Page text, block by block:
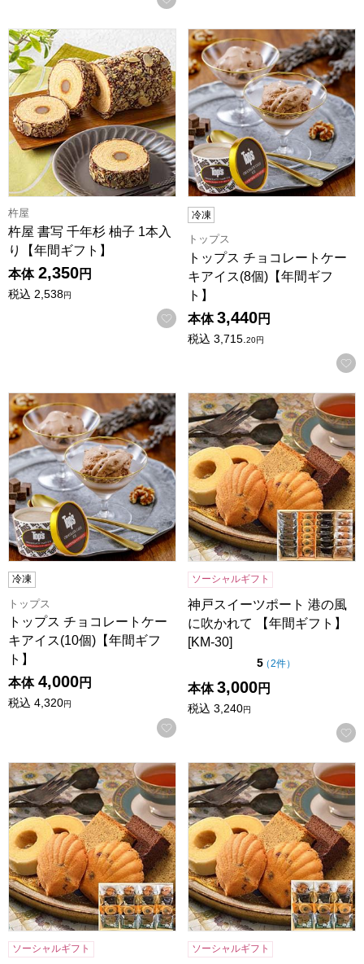
杵屋 書写 千年杉 柚子 1本入り【年間ギフト】
杵屋
杵屋 書写 千年杉 柚子 1本入
り【年間ギフト】
本体 2,350円
税込 2,538円
お気に入りに登録する
トップス チョコレートケー
冷凍
トップス
トップス チョコレートケー
キアイス(8個)【年間ギフ
ト】
本体 3,440円
税込 3,715. 20円
トップス チョコレートケーキアイス(10個)【年間ギフト】
冷凍
トップス
トップス チョコレートケー
キアイス(10個)【年間ギフ
ト】
本体 4,000円
税込 4,320円
お気に入りに登録する
神戸スイーツポート 港の風
ソーシャルギフト
神戸スイーツポート 港の風
に吹かれて 【年間ギフト】
[KM-30]
5点（5点満点中）
（2件の評価
）
本体 3,000円
税込 3,240円
神戸スイーツポート 港の風に吹かれて【年間ギフト】[KM20]
ソーシャルギフト
神戸スイーツポート 港の風
ソーシャルギフト